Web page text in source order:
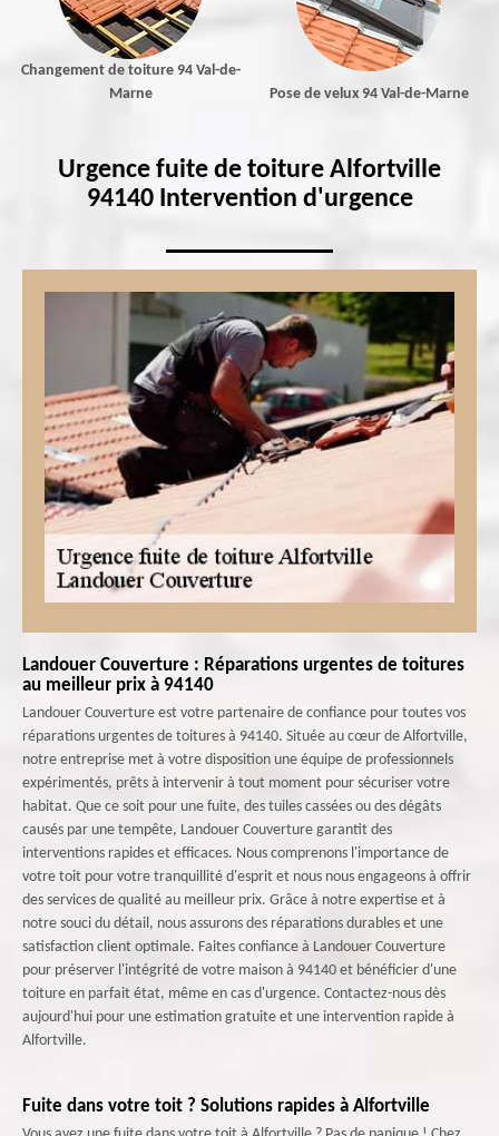
Changement de toiture 94 Val-de-
Marne
Pose de velux 94 Val-de-Marne
Urgence fuite de toiture Alfortville
94140 Intervention d'urgence
Landouer Couverture : Réparations urgentes de toitures
au meilleur prix à 94140
Landouer Couverture est votre partenaire de confiance pour toutes vos
réparations urgentes de toitures à 94140. Située au cœur de Alfortville,
notre entreprise met à votre disposition une équipe de professionnels
expérimentés, prêts à intervenir à tout moment pour sécuriser votre
habitat. Que ce soit pour une fuite, des tuiles cassées ou des dégâts
causés par une tempête, Landouer Couverture garantit des
interventions rapides et efficaces. Nous comprenons l'importance de
votre toit pour votre tranquillité d'esprit et nous nous engageons à offrir
des services de qualité au meilleur prix. Grâce à notre expertise et à
notre souci du détail, nous assurons des réparations durables et une
satisfaction client optimale. Faites confiance à Landouer Couverture
pour préserver l'intégrité de votre maison à 94140 et bénéficier d'une
toiture en parfait état, même en cas d'urgence. Contactez-nous dès
aujourd'hui pour une estimation gratuite et une intervention rapide à
Alfortville.
Fuite dans votre toit ? Solutions rapides à Alfortville